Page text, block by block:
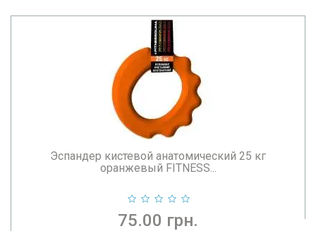
Эспандер кистевой анатомический 25 кг
оранжевый FITNESS...
75.00 грн.